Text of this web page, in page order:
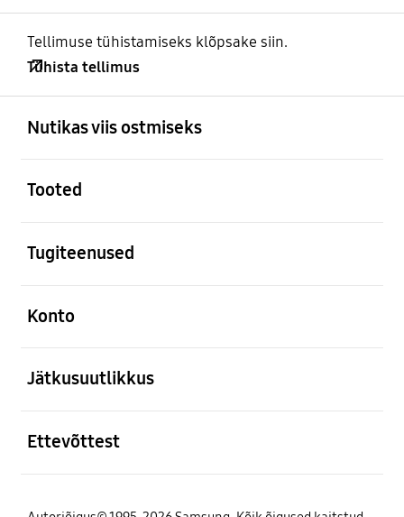
Tellimuse tühistamiseks klõpsake siin.
Tühista tellimus
Nutikas viis ostmiseks
Tooted
Tugiteenused
Konto
Jätkusuutlikkus
Ettevõttest